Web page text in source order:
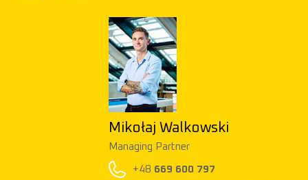
Mikołaj Walkowski
Managing Partner
669 600 797